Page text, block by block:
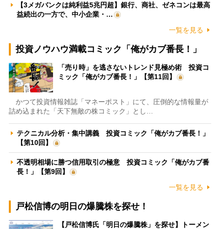
【3メガバンクは純利益5兆円超】銀行、商社、ゼネコンは最高
益続出の一方で、中小企業・…
一覧を見る
投資ノウハウ満載コミック「俺がカブ番長！」
「売り時」を逃さないトレンド見極め術 投資コ
ミック「俺がカブ番長！」【第11回】
かつて投資情報雑誌「マネーポスト」にて、圧倒的な情報量が
詰め込まれた「天下無敵の株コミック」とし…
テクニカル分析・集中講義 投資コミック「俺がカブ番長！」
【第10回】
不透明相場に勝つ信用取引の極意 投資コミック「俺がカブ番
長！」【第9回】
一覧を見る
戸松信博の明日の爆騰株を探せ！
【戸松信博氏「明日の爆騰株」を探せ】トーメン